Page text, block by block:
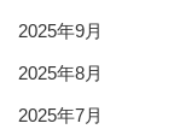
2025年9月
2025年8月
2025年7月